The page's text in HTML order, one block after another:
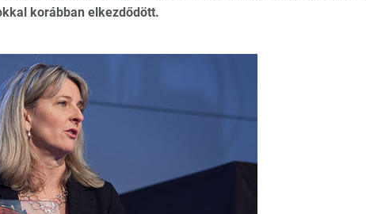
korábban elkezdődött.